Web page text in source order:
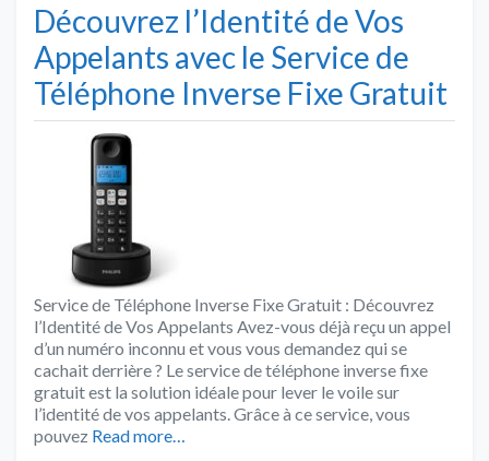
Découvrez l’Identité de Vos
Appelants avec le Service de
Téléphone Inverse Fixe Gratuit
Service de Téléphone Inverse Fixe Gratuit : Découvrez
l’Identité de Vos Appelants Avez-vous déjà reçu un appel
d’un numéro inconnu et vous vous demandez qui se
cachait derrière ? Le service de téléphone inverse fixe
gratuit est la solution idéale pour lever le voile sur
l’identité de vos appelants. Grâce à ce service, vous
pouvez Read more…